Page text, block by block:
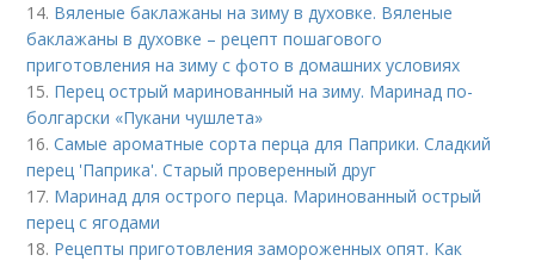
14. Вяленые баклажаны на зиму в духовке. Вяленые
баклажаны в духовке – рецепт пошагового
приготовления на зиму с фото в домашних условиях
15. Перец острый маринованный на зиму. Маринад по-
болгарски «Пукани чушлета»
16.Самые ароматные сорта перца для Паприки. Сладкий
перец 'Паприка'. Старый проверенный друг
17. Маринад для острого перца. Маринованный острый
перец с ягодами
18. Рецепты приготовления замороженных опят. Как